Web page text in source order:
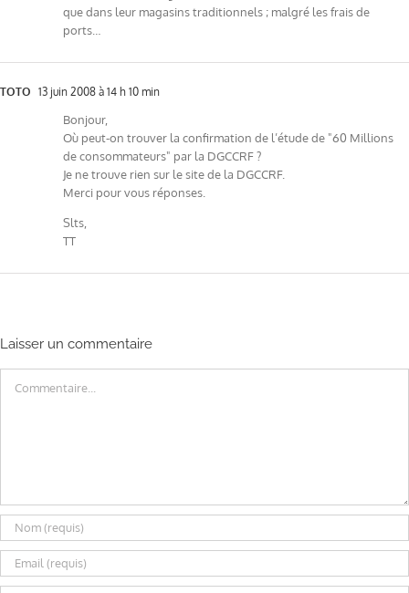
que dans leur magasins traditionnels ; malgré les frais de
ports…
TOTO 13 juin 2008 à 14 h 10 min
Bonjour,
Où peut-on trouver la confirmation de l’étude de "60 Millions
de consommateurs" par la DGCCRF ?
Je ne trouve rien sur le site de la DGCCRF.
Merci pour vous réponses.
Slts,
TT
Laisser un commentaire